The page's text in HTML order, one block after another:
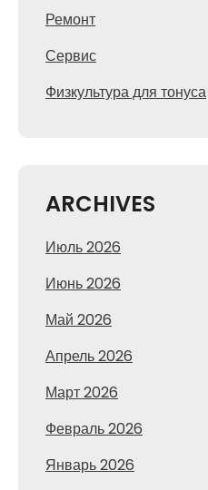
Ремонт
Сервис
Физкультура для тонуса
ARCHIVES
Июль 2026
Июнь 2026
Май 2026
Апрель 2026
Март 2026
Февраль 2026
Январь 2026